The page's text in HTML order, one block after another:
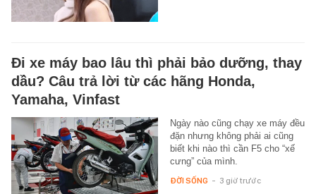
Đi xe máy bao lâu thì phải bảo dưỡng, thay
dầu? Câu trả lời từ các hãng Honda,
Yamaha, Vinfast
Ngày nào cũng chạy xe máy đều
đặn nhưng không phải ai cũng
biết khi nào thì cần F5 cho “xế
cưng” của mình.
ĐỜI SỐNG - 3 giờ trước